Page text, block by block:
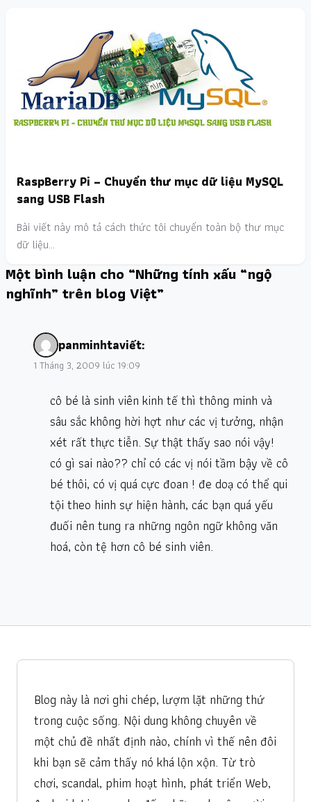
RaspBerry Pi – Chuyển thư mục dữ liệu MySQL
sang USB Flash
Bài viết này mô tả cách thức tôi chuyển toàn bộ thư mục
dữ liệu…
Một bình luận cho “Những tính xấu “ngộ
nghĩnh” trên blog Việt”
panminhtaviết:
1 Tháng 3, 2009 lúc 19:09
cô bé là sinh viên kinh tế thì thông minh và
sâu sắc không hời hợt như các vị tưởng, nhận
xét rất thực tiễn. Sự thật thấy sao nói vậy!
có gì sai nào?? chỉ có các vị nói tầm bậy về cô
bé thôi, có vị quá cực đoan ! đe doạ có thể qui
tội theo hinh sự hiện hành, các bạn quá yếu
đuối nên tung ra những ngôn ngữ không văn
hoá, còn tệ hơn cô bé sinh viên.
Blog này là nơi ghi chép, lượm lặt những thứ
trong cuộc sống. Nội dung không chuyên về
một chủ đề nhất định nào, chính vì thế nên đôi
khi bạn sẽ cảm thấy nó khá lộn xộn. Từ trò
chơi, scandal, phim hoạt hình, phát triển Web,